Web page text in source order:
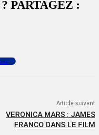
PARTAGEZ :
Article suivant
VERONICA MARS : JAMES
FRANCO DANS LE FILM